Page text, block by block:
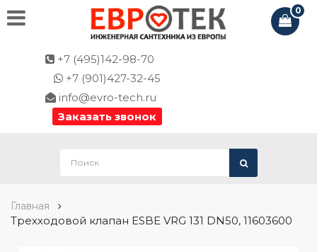
+7 (495)142-98-70
+7 (901)427-32-45
info@evro-tech.ru
Заказать звонок
0
Главная
Трехходовой клапан ESBE VRG 131 DN50, 11603600